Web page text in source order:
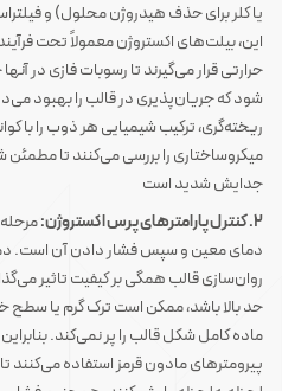
یا کلر برای حذف هیدروژن محلول) و
حرارتی قرار می‌گیرند تا رسوبات فازی در
شود که جریان‌پذیری در قالب را بهبود
ریخته‌گری، ترکیب شیمیایی هر ذوب را با
میکروساختاری را بررسی می‌کنند تا
جدایش شدید است​
۲. کنترل پارامترهای پرس اکستروژن:
مرحله
دمای معین و سپس فشار دادن آن است.
روان‌سازی قالب همگی بر کیفیت تاثیر
حد بالا باشد، ممکن است ترک گرم یا سطح
ماده کامل شکل قالب را پر نمی‌کند.
پیرومترهای مادون قرمز استفاده می‌کنند